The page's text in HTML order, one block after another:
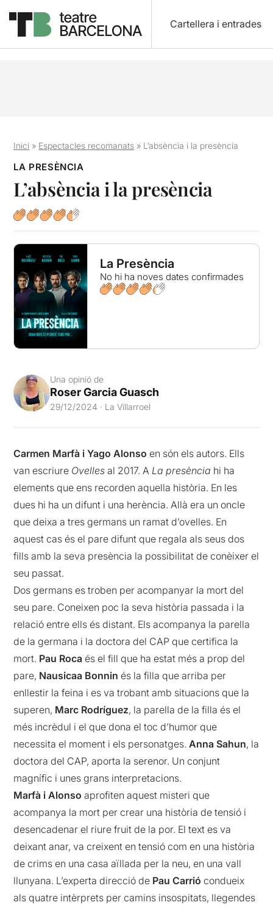
Cartellera i entrades
Inici » Espectacles recomanats » L’absència i la presència
LA PRESÈNCIA
L’absència i la presència
La Presència
No hi ha noves dates confirmades
Una opinió de
Roser Garcia Guasch
29/12/2024 · La Villarroel
Carmen Marfà i Yago Alonso en són els autors. Ells
van escriure Ovelles al 2017. ALa presència hi ha
elements que ens recorden aquella història. En les
dues hi ha un difunt i una herència. Allà era un oncle
que deixa a tres germans un ramat d’ovelles. En
aquest cas és el pare difunt que regala als seus dos
fills amb la seva presència la possibilitat de conèixer el
seu passat.
Dos germans es troben per acompanyar la mort del
seu pare. Coneixen poc la seva història passada i la
relació entre ells és distant. Els acompanya la parella
de la germana i la doctora del CAP que certifica la
mort. Pau Roca és el fill que ha estat més a prop del
pare, Nausicaa Bonnin és la filla que arriba per
enllestir la feina i es va trobant amb situacions que la
superen, Marc Rodríguez, la parella de la filla és el
més incrèdul i el que dona el toc d’humor que
necessita el moment i els personatges.Anna Sahun, la
doctora del CAP, aporta la serenor. Un conjunt
magnífic i unes grans interpretacions.
Marfà i Alonso aprofiten aquest misteri que
acompanya la mort per crear una història de tensió i
desencadenar el riure fruit de la por. El text es va
deixant anar, va creixent en tensió com en una història
de crims en una casa aïllada per la neu, en una vall
llunyana. L’experta direcció de Pau Carrió condueix
als quatre intèrprets per camins insospitats, llegendes